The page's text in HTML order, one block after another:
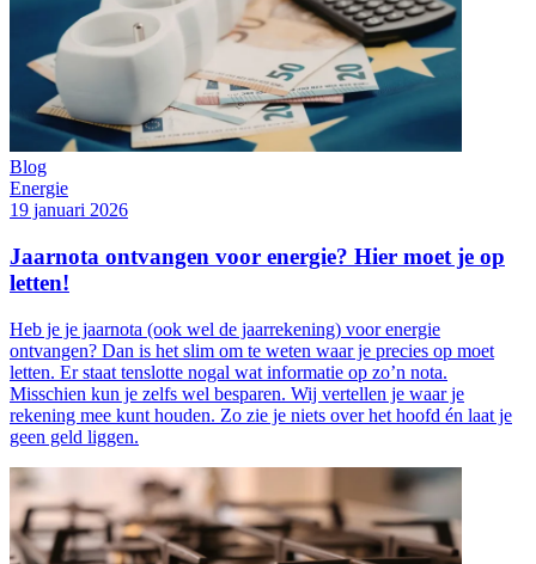
Blog
Energie
19 januari 2026
Jaarnota ontvangen voor energie? Hier moet je op
letten!
Heb je je jaarnota (ook wel de jaarrekening) voor energie
ontvangen? Dan is het slim om te weten waar je precies op moet
letten. Er staat tenslotte nogal wat informatie op zo’n nota.
Misschien kun je zelfs wel besparen. Wij vertellen je waar je
rekening mee kunt houden. Zo zie je niets over het hoofd én laat je
geen geld liggen.